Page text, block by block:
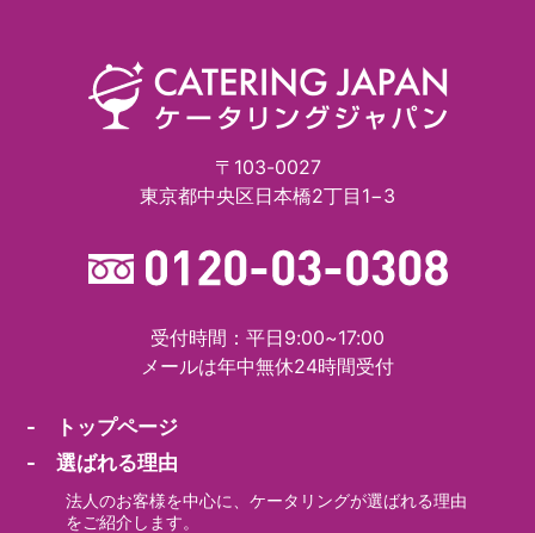
〒103-0027
東京都中央区日本橋2丁目1−3
受付時間：平日9:00~17:00
メールは年中無休24時間受付
- トップページ
- 選ばれる理由
法人のお客様を中心に、ケータリングが選ばれる理由
をご紹介します。